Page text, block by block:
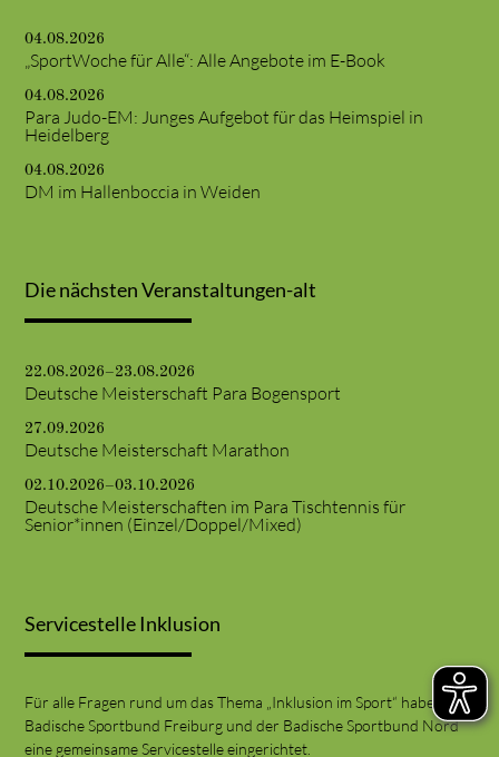
04.08.2026
„SportWoche für Alle“: Alle Angebote im E-Book
04.08.2026
Para Judo-EM: Junges Aufgebot für das Heimspiel in
Heidelberg
04.08.2026
DM im Hallenboccia in Weiden
Die nächsten Veranstaltungen-alt
22.08.2026–23.08.2026
Deutsche Meisterschaft Para Bogensport
27.09.2026
Deutsche Meisterschaft Marathon
02.10.2026–03.10.2026
Deutsche Meisterschaften im Para Tischtennis für
Senior*innen (Einzel/Doppel/Mixed)
Servicestelle Inklusion
Für alle Fragen rund um das Thema „Inklusion im Sport“ haben der
Badische Sportbund Freiburg und der Badische Sportbund Nord
eine gemeinsame Servicestelle eingerichtet.